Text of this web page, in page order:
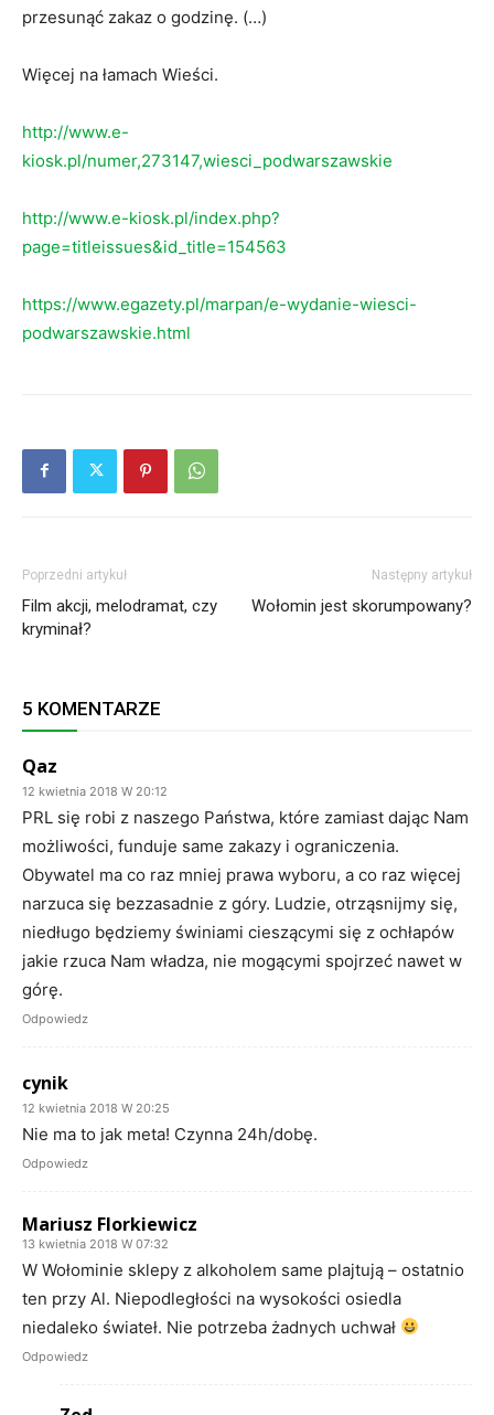
przesunąć zakaz o godzinę. (…)
Więcej na łamach Wieści.
http://www.e-
kiosk.pl/numer,273147,wiesci_podwarszawskie
http://www.e-kiosk.pl/index.php?
page=titleissues&id_title=154563
https://www.egazety.pl/marpan/e-wydanie-wiesci-
podwarszawskie.html
Poprzedni artykuł
Film akcji, melodramat, czy
kryminał?
Następny artykuł
Wołomin jest skorumpowany?
5 KOMENTARZE
Qaz
12 kwietnia 2018 W 20:12
PRL się robi z naszego Państwa, które zamiast dając Nam
możliwości, funduje same zakazy i ograniczenia.
Obywatel ma co raz mniej prawa wyboru, a co raz więcej
narzuca się bezzasadnie z góry. Ludzie, otrząsnijmy się,
niedługo będziemy świniami cieszącymi się z ochłapów
jakie rzuca Nam władza, nie mogącymi spojrzeć nawet w
górę.
Odpowiedz
cynik
12 kwietnia 2018 W 20:25
Nie ma to jak meta! Czynna 24h/dobę.
Odpowiedz
Mariusz Florkiewicz
13 kwietnia 2018 W 07:32
W Wołominie sklepy z alkoholem same plajtują – ostatnio
ten przy Al. Niepodległości na wysokości osiedla
niedaleko świateł. Nie potrzeba żadnych uchwał
Odpowiedz